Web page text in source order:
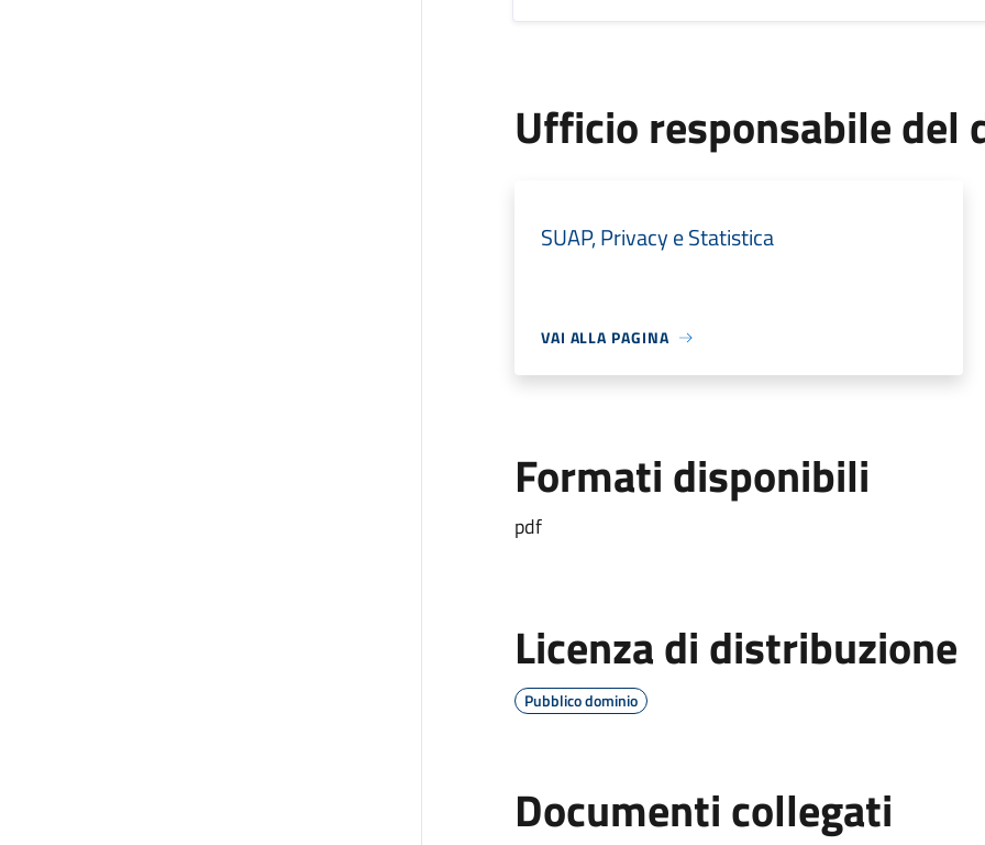
Ufficio responsabile del
SUAP, Privacy e Statistica
VAI ALLA PAGINA
Formati disponibili
pdf
Licenza di distribuzione
Pubblico dominio
Documenti collegati